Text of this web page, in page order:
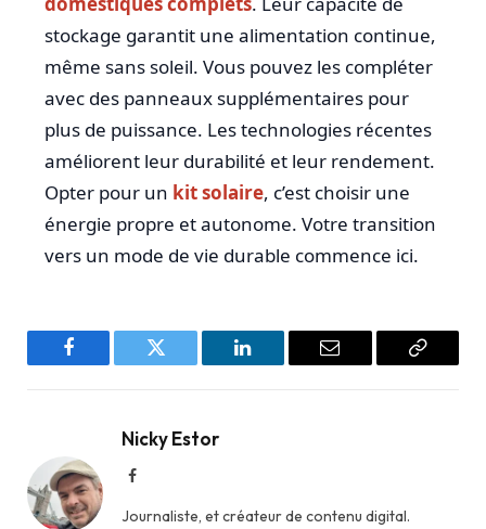
stockage garantit une alimentation continue,
même sans soleil. Vous pouvez les compléter
avec des panneaux supplémentaires pour
plus de puissance. Les technologies récentes
améliorent leur durabilité et leur rendement.
Opter pour un kit solaire, c’est choisir une
énergie propre et autonome. Votre transition
vers un mode de vie durable commence ici.
Facebook Twitter LinkedIn Email
Copy
Nicky Estor
Facebook
Journaliste, et créateur de contenu digital.